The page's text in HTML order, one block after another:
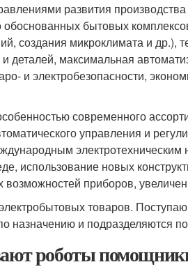
развития
обоснованных бытовых
создания микроклимата и др.),
и деталей, максимальная
и электробезопасности,
современного
управления и
электротехническим
использование новых
возможностей приборов,
товаров.
назначению и подразделяются
роботы